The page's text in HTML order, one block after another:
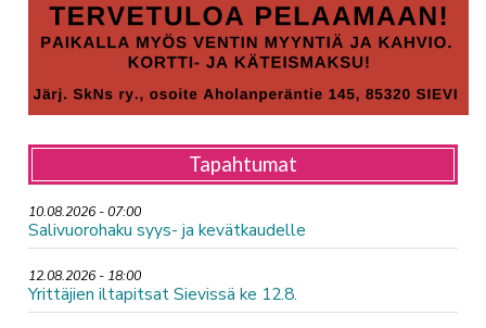
Tapahtumat
10.08.2026 - 07:00
Salivuorohaku syys- ja kevätkaudelle
12.08.2026 - 18:00
Yrittäjien iltapitsat Sievissä ke 12.8.